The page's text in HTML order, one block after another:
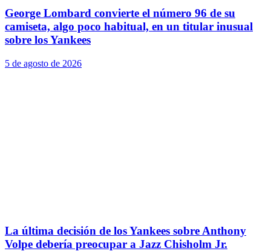
George Lombard convierte el número 96 de su
camiseta, algo poco habitual, en un titular inusual
sobre los Yankees
5 de agosto de 2026
La última decisión de los Yankees sobre Anthony
Volpe debería preocupar a Jazz Chisholm Jr.